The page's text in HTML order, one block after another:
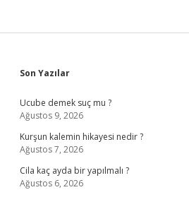
Sidebar
Son Yazılar
Ucube demek suç mu ?
Ağustos 9, 2026
Kurşun kalemin hikayesi nedir ?
Ağustos 7, 2026
Cila kaç ayda bir yapılmalı ?
Ağustos 6, 2026